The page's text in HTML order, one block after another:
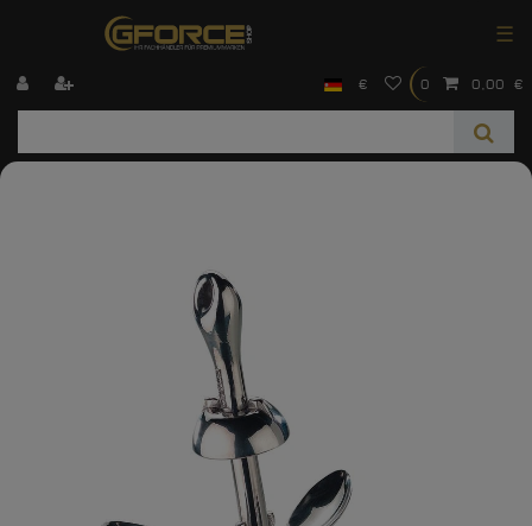
☰
€ 0 0,00 €